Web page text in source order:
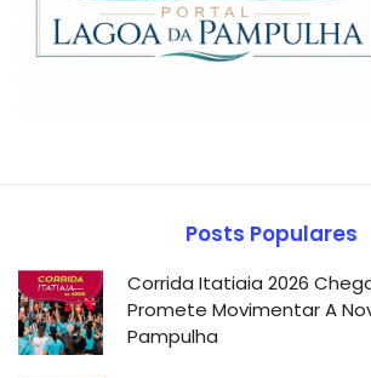
Posts Populares
Corrida Itatiaia 2026 Chega
Promete Movimentar A
Pampulha